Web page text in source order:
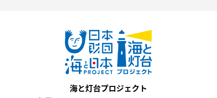
海と灯台プロジェクト